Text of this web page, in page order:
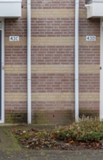
Huurwoning in Eindhoven?